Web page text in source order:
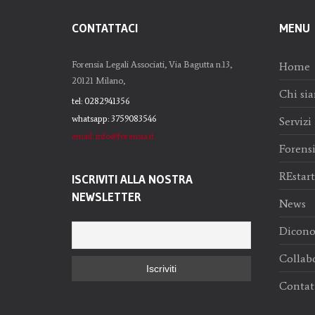
CONTATTACI
Forensia Legali Associati, Via Bagutta n.13,
20121 Milano,
tel: 0282941356
whatsapp: 3759083546
email: info@forensia.it
ISCRIVITI ALLA NOSTRA
NEWSLETTER
MENU
Home
Chi
Servizi
News